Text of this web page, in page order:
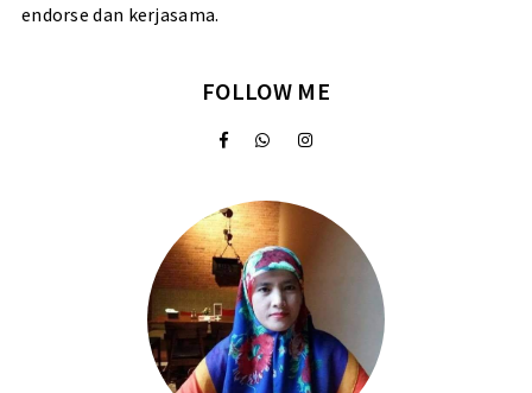
endorse dan kerjasama.
FOLLOW ME